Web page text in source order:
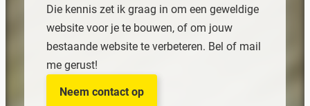
Die kennis zet ik graag in om een geweldige
website voor je te bouwen, of om jouw
bestaande website te verbeteren. Bel of mail
me gerust!
Neem contact op